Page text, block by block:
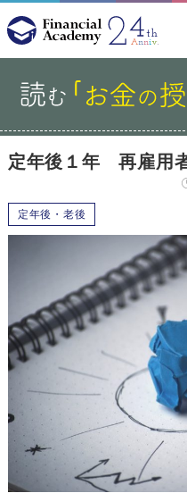
定年後１年 再雇用
定年後・老後